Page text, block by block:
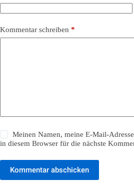
Kommentar schreiben *
Meinen Namen, meine E-Mail-
in diesem Browser für die nächste
Kommentar abschicken